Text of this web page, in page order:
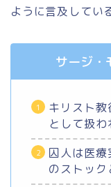
ように言及してい
サージ・
キリスト
として扱わ
囚人は医
のストッ